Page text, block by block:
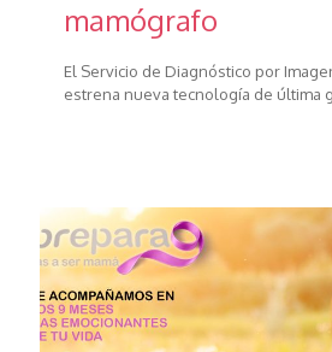
mamógrafo
El Servicio de Diagnóstico por
estrena nueva tecnología de última